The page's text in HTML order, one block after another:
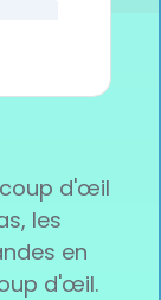
coup d'œil
les
en
d'œil.